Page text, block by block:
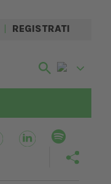
| REGISTRATI